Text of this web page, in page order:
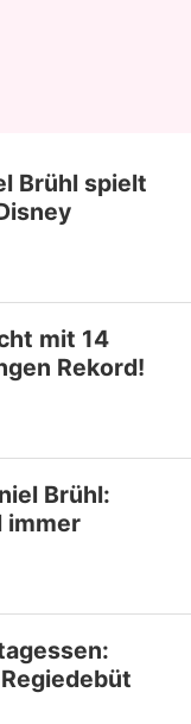
Brühl spielt
mit 14
Rekord!
Brühl:
immer